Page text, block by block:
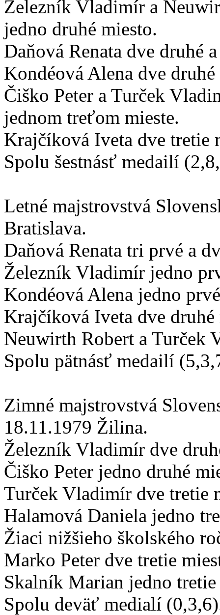
Železník Vladimír a
jedno druhé miesto.
Daňová Renata dve druhé
Kondéová Alena dve druhé
Čiško Peter a Turček
jednom treťom mieste.
Krajčíková Iveta dve tretie
Spolu šestnásť medailí
Letné majstrovstvá
Bratislava.
Daňová Renata tri prvé a
Železník Vladimír jedno
Kondéová Alena jedno
Krajčíková Iveta dve druhé
Neuwirth Robert a Turček
Spolu pätnásť medailí
Zimné majstrovstvá
18.11.1979 Žilina.
Železník Vladimír dve
Čiško Peter jedno druhé
Turček Vladimír dve tretie
Halamová Daniela jedno
Žiaci nižšieho školského
Marko Peter dve tretie
Skalník Marian jedno tretie
Spolu deväť medialí